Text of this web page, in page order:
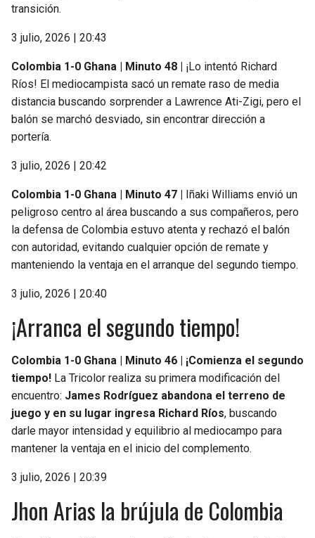
transición.
3 julio, 2026 | 20:43
Colombia 1-0 Ghana | Minuto 48 | ¡Lo intentó Richard
Ríos! El mediocampista sacó un remate raso de media
distancia buscando sorprender a Lawrence Ati-Zigi, pero el
balón se marchó desviado, sin encontrar dirección a
portería.
3 julio, 2026 | 20:42
Colombia 1-0 Ghana | Minuto 47 | Iñaki Williams envió un
peligroso centro al área buscando a sus compañeros, pero
la defensa de Colombia estuvo atenta y rechazó el balón
con autoridad, evitando cualquier opción de remate y
manteniendo la ventaja en el arranque del segundo tiempo.
3 julio, 2026 | 20:40
¡Arranca el segundo tiempo!
Colombia 1-0 Ghana | Minuto 46 | ¡Comienza el segundo
tiempo! La Tricolor realiza su primera modificación del
encuentro: James Rodríguez abandona el terreno de
juego y en su lugar ingresa Richard Ríos, buscando
darle mayor intensidad y equilibrio al mediocampo para
mantener la ventaja en el inicio del complemento.
3 julio, 2026 | 20:39
Jhon Arias la brújula de Colombia